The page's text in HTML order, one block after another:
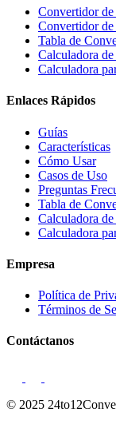
Convertidor
Convertidor
Tabla de
Calculadora
Calculadora
Enlaces Rápidos
Guías
Características
Cómo Usar
Casos de Uso
Preguntas
Tabla de
Calculadora
Calculadora
Empresa
Política de
Términos de
Contáctanos
© 2025